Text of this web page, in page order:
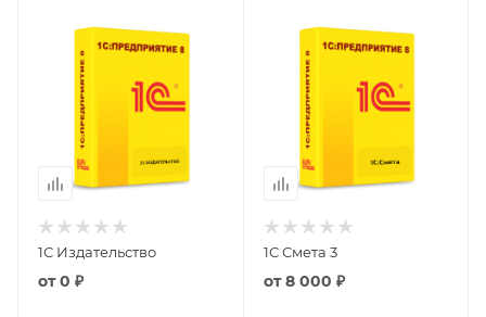
1С Издательство
от0 ₽
1С Смета 3
от8 000 ₽